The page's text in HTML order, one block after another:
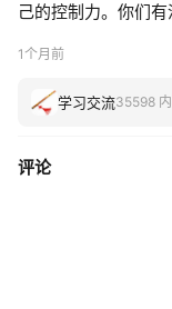
己的控制力。你们
1个月前
学习交流35598
评论